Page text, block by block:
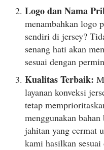
Logo dan Nama
menambahkan logo
sendiri di jersey?
senang hati akan
sesuai dengan
Kualitas Terbaik:
layanan konveksi
tetap
menggunakan
jahitan yang cermat
kami hasilkan sesuai